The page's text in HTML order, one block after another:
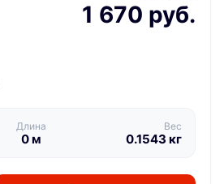
1 670 руб.
Длина
0м
Вес
0.1543 кг